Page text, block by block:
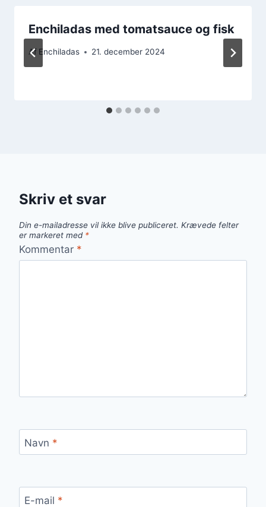
Enchiladas med tomatsauce og fisk
Af Enchiladas 21. december 2024
Skriv et svar
Din e-mailadresse vil ikke blive publiceret. Krævede felter
er markeret med *
Kommentar *
Navn *
E-mail *